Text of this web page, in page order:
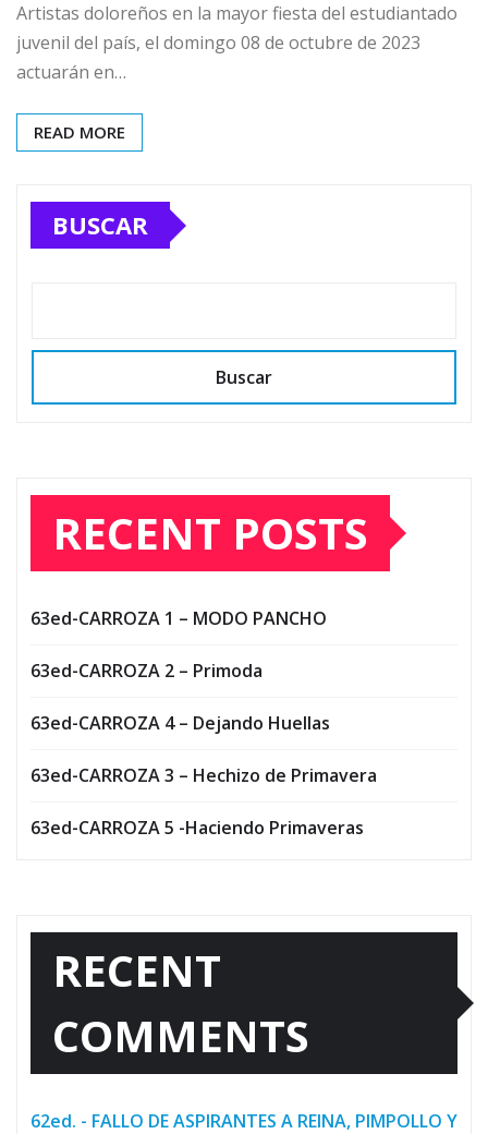
Artistas doloreños en la mayor fiesta del estudiantado
juvenil del país, el domingo 08 de octubre de 2023
actuarán en…
READ MORE
BUSCAR
Buscar
RECENT POSTS
63ed-CARROZA 1 – MODO PANCHO
63ed-CARROZA 2 – Primoda
63ed-CARROZA 4 – Dejando Huellas
63ed-CARROZA 3 – Hechizo de Primavera
63ed-CARROZA 5 -Haciendo Primaveras
RECENT
COMMENTS
62ed. - FALLO DE ASPIRANTES A REINA, PIMPOLLO Y